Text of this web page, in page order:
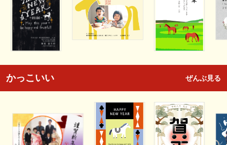
かっこいい ぜんぶ見る